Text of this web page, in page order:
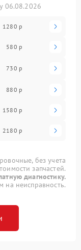
06.08.2026
1280 р
580 р
730 р
880 р
1580 р
2180 р
без учета
запчастей.
диагностику.
на неисправность.